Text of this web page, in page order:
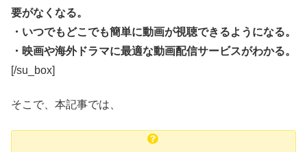
要がなくなる。
・いつでもどこでも簡単に動画が視聴できるようになる。
・映画や海外ドラマに最適な動画配信サービスがわかる。
[/su_box]
そこで、本記事では、